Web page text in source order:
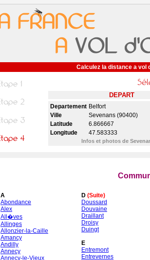
Calculez la distance a vol
DEPART
Departement Belfort
Ville
Sevenans (90400)
Latitude
6.866667
Longitude
47.583333
Infos et photos de
A
Abondance
Alex
All�ves
Allinges
Allonzier-la-Caille
Amancy
Andilly
Annecy
Annecy-le-Vieux
D (Suite)
Doussard
Douvaine
Draillant
Droisy
Duingt
E
Entremont
Entrevernes